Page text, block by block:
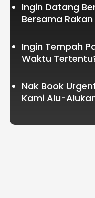
Ingin Datang
Bersama Rakan
Ingin Tempah
Waktu
Nak Book
Kami Alu-